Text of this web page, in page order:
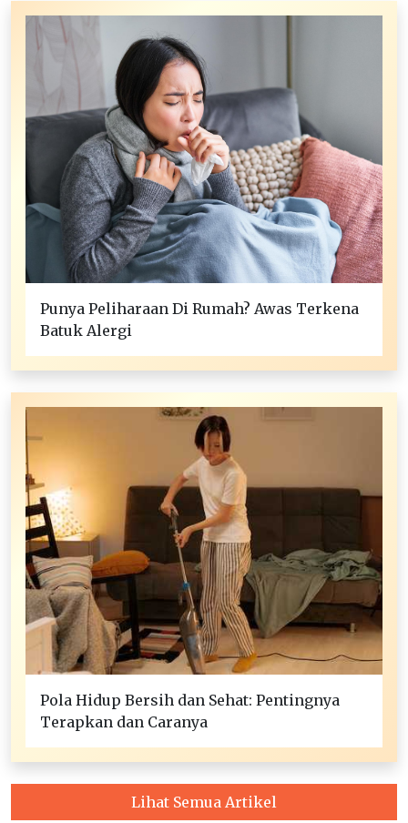
Punya Peliharaan Di Rumah? Awas Terkena
Batuk Alergi
Pola Hidup Bersih dan Sehat: Pentingnya
Terapkan dan Caranya
Lihat Semua Artikel